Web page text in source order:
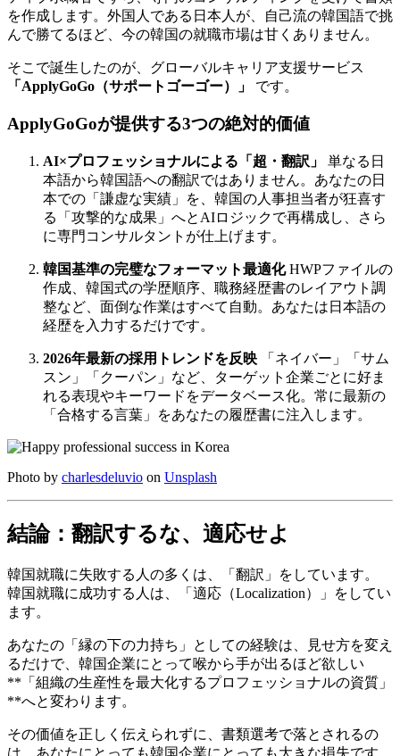
を作成します。外国人である日本人が、自己流の韓国語で挑
んで勝てるほど、今の韓国の就職市場は甘くありません。
そこで誕生したのが、グローバルキャリア支援サービス
「ApplyGoGo（サポートゴーゴー）」
です。
ApplyGoGoが提供する3つの絶対的価値
AI×プロフェッショナルによる「超・翻訳」
単なる日
本語から韓国語への翻訳ではありません。あなたの日
本での「謙虚な実績」を、韓国の人事担当者が狂喜す
る「攻撃的な成果」へとAIロジックで再構成し、さら
に専門コンサルタントが仕上げます。
韓国基準の完璧なフォーマット最適化HWPファイルの
作成、韓国式の学歴順序、職務経歴書のレイアウト調
整など、面倒な作業はすべて自動。あなたは日本語の
経歴を入力するだけです。
2026年最新の採用トレンドを反映 「ネイバー」「サム
スン」「クーパン」など、ターゲット企業ごとに好ま
れる表現やキーワードをデータベース化。常に最新の
「合格する言葉」をあなたの履歴書に注入します。
Photo by charlesdeluvio on Unsplash
結論：翻訳するな、適応せよ
韓国就職に失敗する人の多くは、「翻訳」をしています。
韓国就職に成功する人は、「適応（Localization）」をしてい
ます。
あなたの「縁の下の力持ち」としての経験は、見せ方を変え
るだけで、韓国企業にとって喉から手が出るほど欲しい
**「組織の生産性を最大化するプロフェッショナルの資質」
**へと変わります。
その価値を正しく伝えられずに、書類選考で落とされるの
は、あなたにとっても韓国企業にとっても大きな損失です。